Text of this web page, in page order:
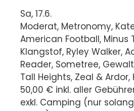
Sa, 17.6.
Moderat, Metronomy,
American Football, Minus
Klangstof, Ryley Walker,
Reader, Sometree,
Tall Heights, Zeal & Ardor,
50,00 € inkl. aller
exkl. Camping (nur